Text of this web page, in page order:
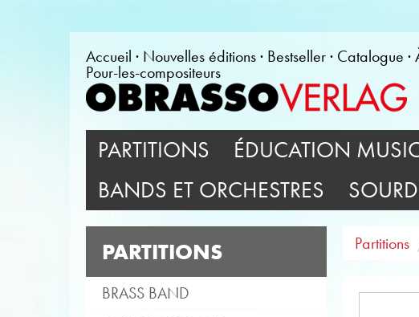
Accueil Nouvelles éditions Bestseller Catalogue
Pour-les-compositeurs
PARTITIONS ÉDUCATION
BANDS ET ORCHESTRES
PARTITIONS
BRASS BAND
Partitions